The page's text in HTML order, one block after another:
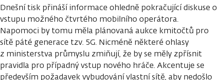
Dnešní tisk přináší informace ohledně pokračující diskuse o
vstupu možného čtvrtého mobilního operátora.
Napomoci by tomu měla plánovaná aukce kmitočtů pro
sítě páté generace tzv. 5G. Nicméně některé ohlasy
z ministerstva průmyslu zmiňují, že by se měly zpřísnit
pravidla pro případný vstup nového hráče. Akcentuje se
především požadavek vybudování vlastní sítě, aby nedošlo